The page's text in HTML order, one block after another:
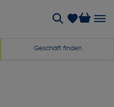
Geschäft finden